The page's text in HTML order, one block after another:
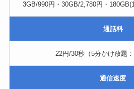
3GB/990円・30GB/2,780円・
通話料
22円/30秒（5分かけ放題：
通信速度